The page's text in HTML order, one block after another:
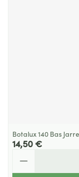
Botalux 140 Bas
14,50 €